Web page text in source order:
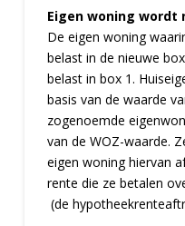
Eigen woning wordt
De eigen woning
belast in de nieuwe
belast in box 1.
basis van de waarde
zogenoemde
van de WOZ-waarde.
eigen woning hiervan
rente die ze betalen
(de